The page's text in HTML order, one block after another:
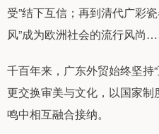
受”结下互信；再到清代广彩
风”成为欧洲社会的流行风尚
千百年来，广东外贸始终坚
更交换审美与文化，以国家
鸣中相互融合接纳。